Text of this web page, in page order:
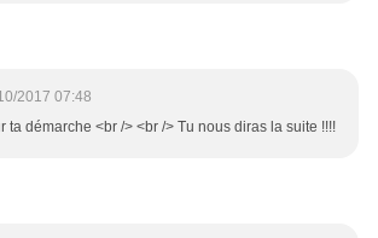
2017 07:48
ta démarche <br /> <br /> Tu nous diras la suite !!!!